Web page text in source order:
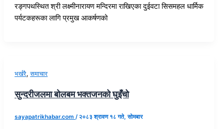
रङ्गपथस्थित श्री लक्ष्मीनारायण मन्दिरमा राखिएका दुईवटा सिसमहल धार्मिक
पर्यटकहरूका लागि प्रमुख आकर्षणको
भर्खरै,समाचार
सुन्दरीजलमा बोलबम भक्तजनको घुइँचो
sayapatrikhabar.com / २०८३ श्रावण १८ गते, सोमबार